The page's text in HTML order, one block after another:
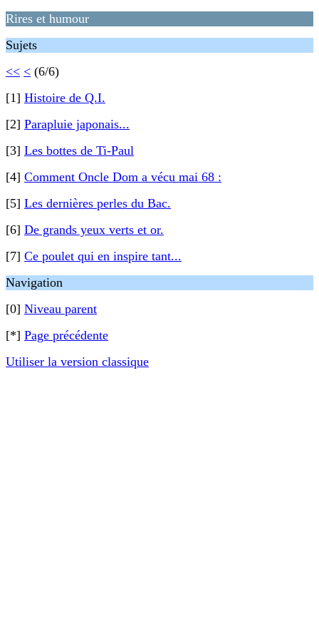
Rires et humour
Sujets
<< < (6/6)
[1] Histoire de Q.I.
[2] Parapluie japonais...
[3] Les bottes de Ti-Paul
[4] Comment Oncle Dom a vécu mai 68 :
[5] Les dernières perles du Bac.
[6] De grands yeux verts et or.
[7] Ce poulet qui en inspire tant...
Navigation
[0] Niveau parent
[*] Page précédente
Utiliser la version classique